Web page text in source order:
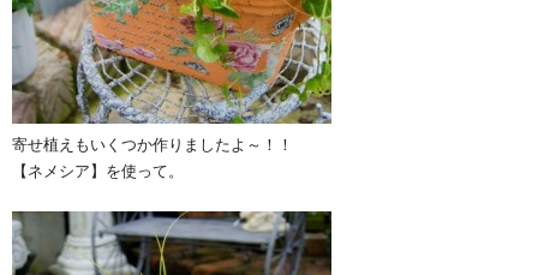
寄せ植えもいくつか作りましたよ～！！
【ネメシア】を使って。